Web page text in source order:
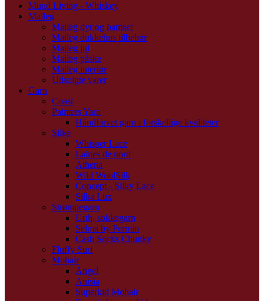
Muud Living - Whiskey
Maileg
Maileg dyr og bamser
Maileg dukkehus tilbehør
Maileg jul
Maileg påske
Maileg interiør
Udsolgte varer
Garn
Coast
Painters Yarn
Håndfarvet garn i forskellige kvaliteter
Silke
Whisper Lace
Laines de nord
Athena
Wild WoolSilk
Concept - Silky Lace
Silka Lux
Strømpegarn
Urth, sokkegarn
Selma by Permin
Cash Socks Chunky
Fluffy Suri
Mohair
Angel
Anisia
Superkid Mohair